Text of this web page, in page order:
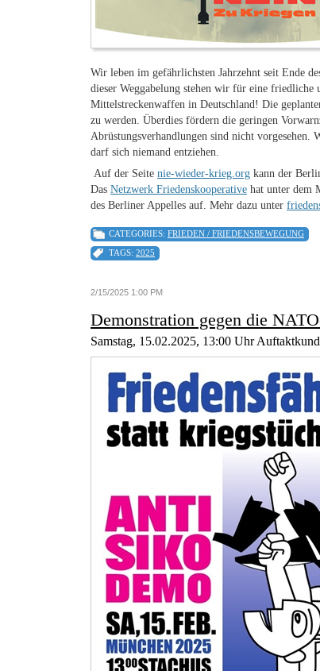
Wir leben im gefährlichsten Jahrzehnt seit Ende
dieser Weggabelung stehen wir für eine
Mittelstreckenwaffen in Deutschland! Die
zu werden. Überdies fördern die geringen
Abrüstungsverhandlungen sind nicht
darf sich niemand entziehen.
Auf der Seite nie-wieder-krieg.org kann der
Das Netzwerk Friedenskooperative hat unter dem
des Berliner Appelles auf. Mehr dazu unter
CATEGORIES: FRIEDEN / FRIEDENSBEWEGUNG
TAGS: 2025
2/15/2025 1:00 PM
Demonstration gegen die
Samstag, 15.02.2025, 13:00 Uhr